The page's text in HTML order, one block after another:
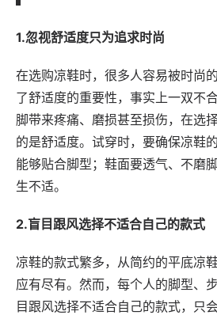
1.忽视舒适度只为追求时尚
在选购凉鞋时，很多人容易被时尚
了舒适度的重要性，事实上一双不
脚带来疼痛、磨损甚至损伤，在选
的是舒适度。试穿时，要确保凉鞋
能够贴合脚型；鞋面要透气、不磨
生不适。
2.盲目跟风选择不适合自己的款式
凉鞋的款式繁多，从简约的平底凉
应有尽有。然而，每个人的脚型、
目跟风选择不适合自己的款式，只